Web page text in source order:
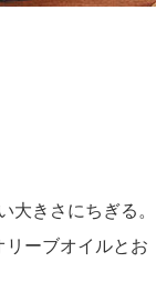
きさにちぎる。
ーブオイルとお